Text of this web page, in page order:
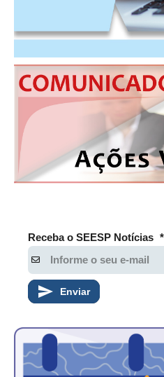
CONTATO
CADASTRO
ASSOCIE-SE
ATUALIZAÇÃO CADASTRAL
NÚCLEO JOVEM
Receba o SEESP Notícias *
Enviar